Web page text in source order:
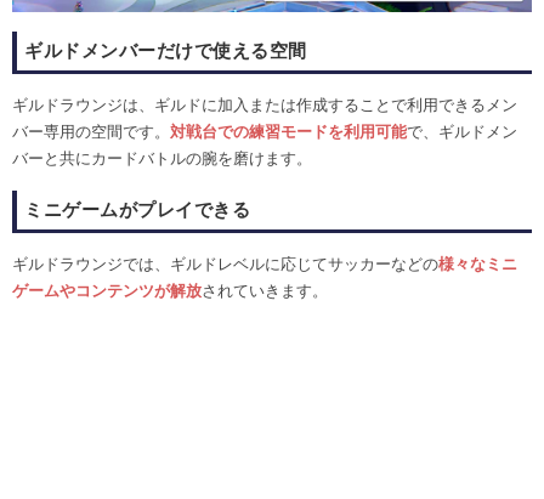
ギルドメンバーだけで使える空間
ギルドラウンジは、ギルドに加入または作成することで利用できるメン
バー専用の空間です。 対戦台での練習モードを利用可能で、ギルドメン
バーと共にカードバトルの腕を磨けます。
ミニゲームがプレイできる
ギルドラウンジでは、ギルドレベルに応じてサッカーなどの様々なミニ
ゲームやコンテンツが解放されていきます。